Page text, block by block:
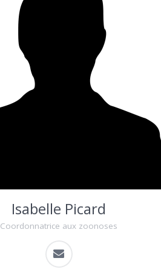
Isabelle Picard
Coordonnatrice aux zoonoses